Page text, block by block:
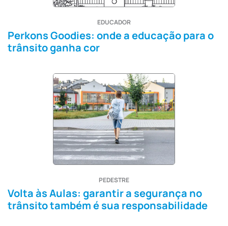
EDUCADOR
Perkons Goodies: onde a educação para o
trânsito ganha cor
PEDESTRE
Volta às Aulas: garantir a segurança no
trânsito também é sua responsabilidade